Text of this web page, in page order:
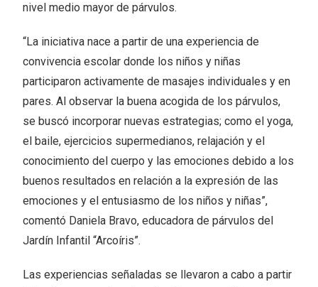
nivel medio mayor de párvulos.
“La iniciativa nace a partir de una experiencia de
convivencia escolar donde los niños y niñas
participaron activamente de masajes individuales y en
pares. Al observar la buena acogida de los párvulos,
se buscó incorporar nuevas estrategias; como el yoga,
el baile, ejercicios supermedianos, relajación y el
conocimiento del cuerpo y las emociones debido a los
buenos resultados en relación a la expresión de las
emociones y el entusiasmo de los niños y niñas”,
comentó Daniela Bravo, educadora de párvulos del
Jardín Infantil “Arcoíris”.
Las experiencias señaladas se llevaron a cabo a partir